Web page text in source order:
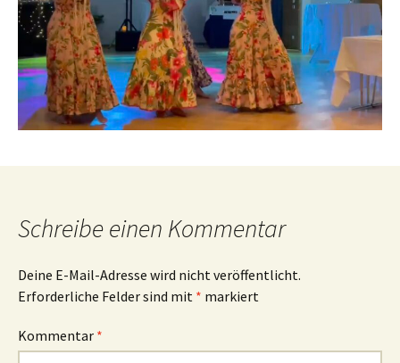
Schreibe einen Kommentar
Deine E-Mail-Adresse wird nicht veröffentlicht.
Erforderliche Felder sind mit * markiert
Kommentar *